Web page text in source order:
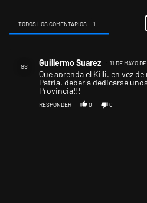
TODOS LOS COMENTARIOS 1
GS Guillermo Suarez 11 DE MAYO
Que aprenda el Killi, en vez
Patria, debería dedicarse
Provincia!!!
RESPONDER 0 0